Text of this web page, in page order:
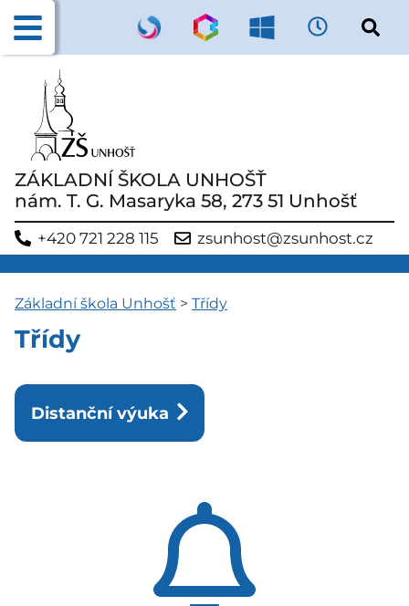
ZÁKLADNÍ ŠKOLA UNHOŠŤ
nám. T. G. Masaryka 58, 273 51 Unhošť
+420 721 228 115 zsunhost@zsunhost.cz
Základní škola Unhošť > Třídy
Třídy
Distanční výuka